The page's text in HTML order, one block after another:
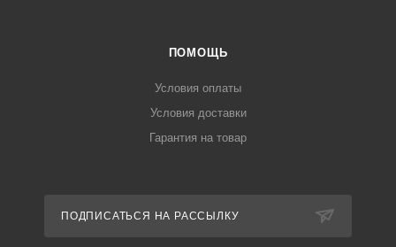
ПОМОЩЬ
Условия оплаты
Условия доставки
Гарантия на товар
ПОДПИСАТЬСЯ НА РАССЫЛКУ